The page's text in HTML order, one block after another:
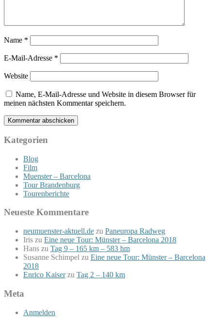
Name *
E-Mail-Adresse *
Website
Name, E-Mail-Adresse und Website in diesem Browser für
meinen nächsten Kommentar speichern.
Kategorien
Blog
Film
Muenster – Barcelona
Tour Brandenburg
Tourenberichte
Neueste Kommentare
neumuenster-aktuell.de zu Paneuropa Radweg
Iris zu Eine neue Tour: Münster – Barcelona 2018
Hans zu Tag 9 – 165 km – 583 hm
Susanne Schimpel zu Eine neue Tour: Münster – Barcelona
2018
Enrico Kaiserzu Tag 2 – 140 km
Meta
Anmelden